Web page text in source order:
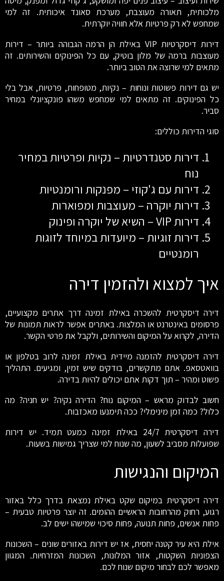
מלכותית, תאורה מעוצבת, מערכת סאונד איכותית. זה למי
שמחפש לא רק פרטיות אלא חוויה יוקרתית.
דירות דיסקרטיות VIP באילת הן הרמה הגבוהה ביותר – דירות
מעוצבות ברמה של מלון בוטיק, עם כל הפינוקים והשירותים. זה
מתאים למי שרוצה את הטוב ביותר.
יש גם דירות פשוטות ונוחות – נקיות, מטופחות, פרטיות, אבל בלי
כל הפינוקים. זה מתאים למי שמחפש משהו פונקציונלי במחיר
סביר.
סוגי הדירות כוללים:
דירות סטנדרטיות – נקיות ופרטיות במחיר
נוח
דירות עם ג'קוזי – מפנקות ורומנטיות
דירות יוקרה – מעוצבות ומפוארות
דירות VIP – השיא של יוקרה ופינוק
דירות זוגיות – מיועדות במיוחד לזוגות
רומנטיים
איך למצוא ולהזמין דירה
דירה דיסקרטית להשכרה באילת זמינה דרך אתרים מקצועיים,
פרסומים באינטרנט או המלצות. באתרים אפשר לראות תמונות של
הדירה, לקרוא על המיקום והשירותים, ולקבל את פרטי הקשר.
דירה דיסקרטית להזמנה מיידית באילת זמינה לרוב בטלפון או
בוואטסאפ. אתם מתקשרים, בודקים שיש זמין, ומגיעים. התהליך
פשוט ומהיר – תוך דקות אתם יכולים להיות בדירה.
חשוב לבדוק מראש – המיקום נוח? הדירה נקיה? יש חניה? מה
כלול? כמה זמן מינימלי? ככה תימנעו מאכזבות.
דירה דיסקרטית 24/7 באילת זמינה כמעט תמיד. יש דירות
שפועלות מסביב לשעון, מה שנוח למי שצריך גמישות בשעות.
המיקום והנגישות
דירה דיסקרטית במיקום שקט באילת נמצאת בדרך כלל באזור
רגוע, רחוק מהרחובות הראשיים ההומים. זה יוצר פרטיות טבעית –
פחות אנשים, פחות תנועה, פחות סיכוי שמישהו ישים לב.
אילת היא עיר קטנה יחסית, אז יש דירות באזורים שונים – השכונות
הצפוניות השקטות, אזור המלונות, השכונות המזרחיות. המגוון
מאפשר לכם לבחור מיקום שנוח לכם.